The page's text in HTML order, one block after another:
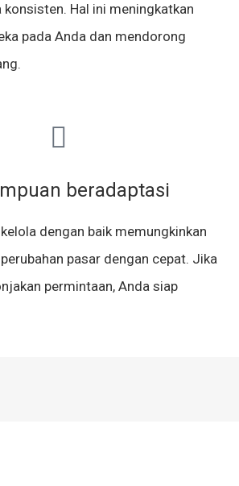
konsisten. Hal ini meningkatkan
pada Anda dan mendorong
beradaptasi
dengan baik memungkinkan
pasar dengan cepat. Jika
permintaan, Anda siap